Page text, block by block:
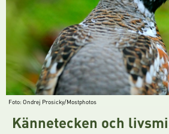
Foto: Ondrej Prosicky/Mostphotos
Kännetecken och